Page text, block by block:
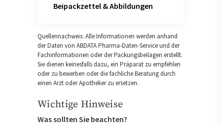
Beipackzettel & Abbildungen
Quellennachweis: Alle Informationen werden anhand
der Daten von ABDATA Pharma-Daten-Service und der
Fachinformationen oder der Packungsbeilagen erstellt.
Sie dienen keinesfalls dazu, ein Präparat zu empfehlen
oder zu bewerben oder die fachliche Beratung durch
einen Arzt oder Apotheker zu ersetzen.
Wichtige Hinweise
Was sollten Sie beachten?